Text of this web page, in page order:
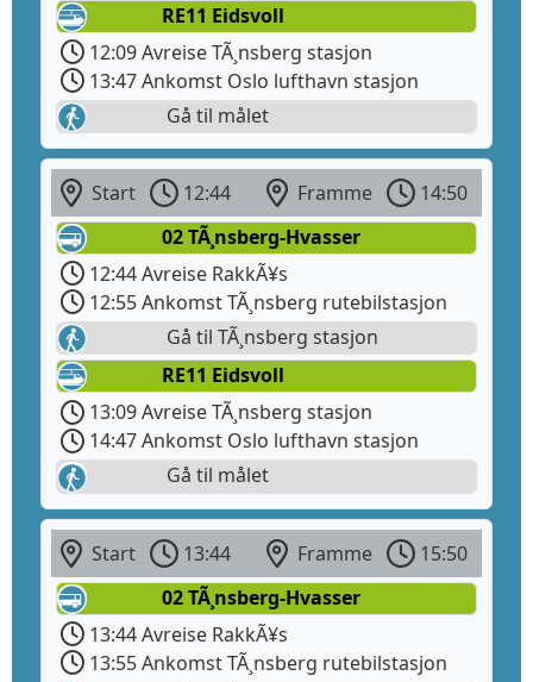
RE11 Eidsvoll
12:09 Avreise TÃ¸nsberg stasjon
13:47 Ankomst Oslo lufthavn stasjon
Gå til målet
Start 12:44 Framme
14:50
02 TÃ¸nsberg-Hvasser
12:44 Avreise RakkÃ¥s
12:55 Ankomst TÃ¸nsberg rutebilstasjon
Gå til TÃ¸nsberg stasjon
RE11 Eidsvoll
13:09 Avreise TÃ¸nsberg stasjon
14:47 Ankomst Oslo lufthavn stasjon
Gå til målet
Start 13:44 Framme
15:50
02 TÃ¸nsberg-Hvasser
13:44 Avreise RakkÃ¥s
13:55 Ankomst TÃ¸nsberg rutebilstasjon